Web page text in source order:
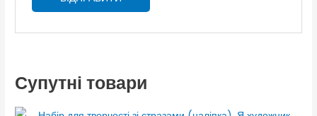
Супутні товари